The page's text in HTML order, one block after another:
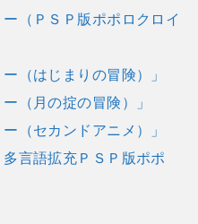
（ＰＳＰ版ポポロクロイ
（はじまりの冒険）」
（月の掟の冒険）」
（セカンドアニメ）」
言語拡充ＰＳＰ版ポポ